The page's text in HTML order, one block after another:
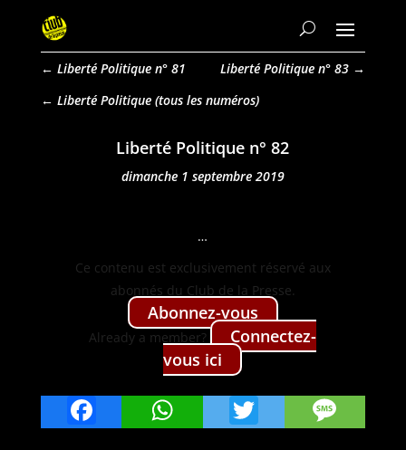
← Liberté Politique n° 81 Liberté Politique n° 83 →
Liberté Politique
Liberté Politique n° 82
dimanche 1 septembre 2019
…
Ce con­tenu est exclu­sive­ment réservé aux
abon­nés du Club de la Presse.
Abon­nez-vous
Already a mem­ber?
Con­nectez-
vous ici
FacebookWhatsApp
Twitter